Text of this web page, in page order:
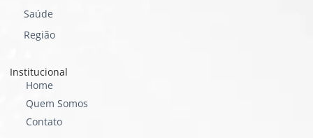
Saúde
Região
Institucional
Home
Quem Somos
Contato